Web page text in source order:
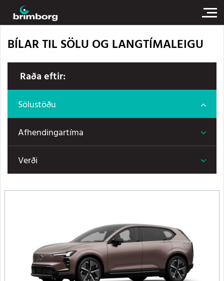
BÍLAR TIL SÖLU OG LANGTÍMALEIGU
Raða eftir:
Sölustöðu
Afhendingartíma
Verði